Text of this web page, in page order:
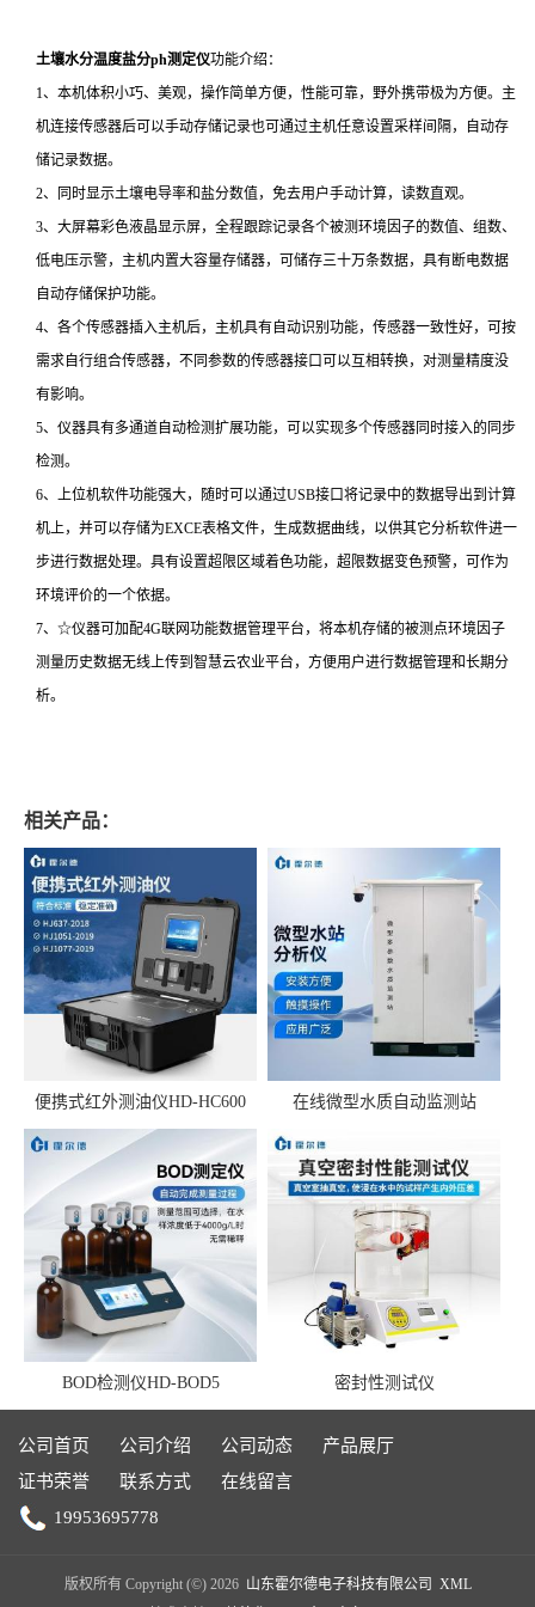
土壤水分温度盐分ph测定仪功能介绍：
1、本机体积小巧、美观，操作简单方便，性能可靠，野外携带极为方便。主
机连接传感器后可以手动存储记录也可通过主机任意设置采样间隔，自动存
储记录数据。
2、同时显示土壤电导率和盐分数值，免去用户手动计算，读数直观。
3、大屏幕彩色液晶显示屏，全程跟踪记录各个被测环境因子的数值、组数、
低电压示警，主机内置大容量存储器，可储存三十万条数据，具有断电数据
自动存储保护功能。
4、各个传感器插入主机后，主机具有自动识别功能，传感器一致性好，可按
需求自行组合传感器，不同参数的传感器接口可以互相转换，对测量精度没
有影响。
5、仪器具有多通道自动检测扩展功能，可以实现多个传感器同时接入的同步
检测。
6、上位机软件功能强大，随时可以通过USB接口将记录中的数据导出到计算
机上，并可以存储为EXCE表格文件，生成数据曲线，以供其它分析软件进一
步进行数据处理。具有设置超限区域着色功能，超限数据变色预警，可作为
环境评价的一个依据。
7、☆仪器可加配4G联网功能数据管理平台，将本机存储的被测点环境因子
测量历史数据无线上传到智慧云农业平台，方便用户进行数据管理和长期分
析。
相关产品：
便携式红外测油仪HD-HC600 在线微型水质自动监测站
BOD检测仪HD-BOD5 密封性测试仪
公司首页 公司介绍 公司动态
产品展厅
证书荣誉
联系方式
在线留言
19953695778
版权所有 Copyright (©) 2026 山东霍尔德电子科技有限公司
XML